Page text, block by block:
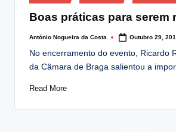
in
Boas práticas para serem
Posted
António Nogueira da Costa Outubro 29,
No encerramento do evento, Ricardo
da Câmara de Braga salientou a
Read More